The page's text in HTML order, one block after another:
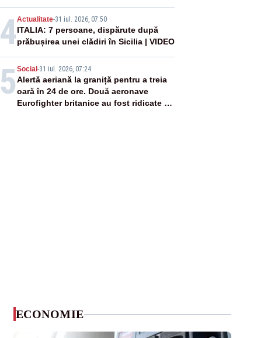
rachetă rusească
4Actualitate-31 iul. 2026, 07:50
ITALIA: 7 persoane, dispărute după
prăbușirea unei clădiri în Sicilia | VIDEO
5 Social -31 iul. 2026, 07:24
Alertă aeriană la graniță pentru a treia
oară în 24 de ore. Două aeronave
Eurofighter britanice au fost ridicate de
ECONOMIE